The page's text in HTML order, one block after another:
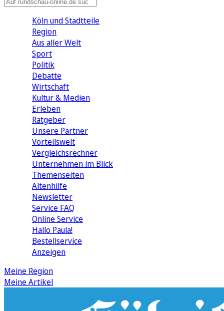
Köln und Stadtteile
Region
Aus aller Welt
Sport
Politik
Debatte
Wirtschaft
Kultur & Medien
Erleben
Ratgeber
Unsere Partner
Vorteilswelt
Vergleichsrechner
Unternehmen im Blick
Themenseiten
Altenhilfe
Newsletter
Service FAQ
Online Service
Hallo Paula!
Bestellservice
Anzeigen
Meine Region
Meine Artikel